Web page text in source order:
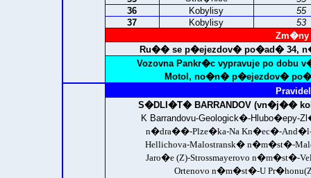
36
Kobylisy
55
37
Kobylisy
53
Zm�ny
Ru�� se p�ejezdov� po�ad� 34,
Vozovna Pankr�c vypravuje po dobu
Motol, no�n� p�ejezdov�
S�DLI�T� BARRANDOV (vn�j��
K Barrandovu-Geologick�-
n�dra��-Plze�ka-Na Kn�ec�-
Hellichova-Malostransk� n�m�st�-
Jaro�e (Z)-Strossmayerovo
Ortenovo n�m�st�-U